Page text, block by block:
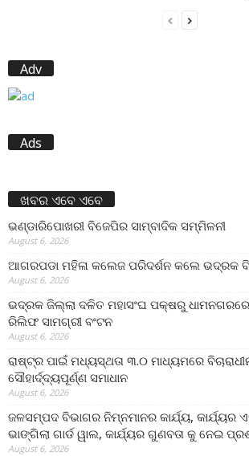
Adv
Ads
ଖବର ଏବେ ଏବେ
ଭଣ୍ଡାରିପୋଖରୀ ବିଜେପିର ସାମ୍ବାଦିକ ସମ୍ମିଳନୀ
August 6, 2026
ଆଗରପଡା ମହିଳା କଲେଜ ପରିଦର୍ଶନ କଲେ ଭଦ୍ରକ
August 6, 2026
ଭଦ୍ରକ ଜିଲ୍ଲା ଦଳିତ ମହାସଂଘ ପକ୍ଷରୁ
ରିଲିଫ ସାମଗ୍ରୀ ବଂଟନ
August 6, 2026
ରାଷ୍ଟ୍ର ପାଇଁ ମଧ୍ୟସ୍ଥତା ୩.୦ ମାଧ୍ୟମରେ
ସୌହାର୍ଦ୍ଦ୍ୟପୂର୍ଣ୍ଣ ସମାଧାନ
August 6, 2026
ଜଳସମ୍ପଦ ବିଭାଗର ନିମ୍ନମାନର କାର୍ଯ୍ୟ, କାର୍ଯ୍ୟର
ଭାଙ୍ଗିଲା ଗାର୍ଡ ୱାଲ, କାର୍ଯ୍ୟର ଗୁଣବତା କୁ ନେଇ
August 6, 2026